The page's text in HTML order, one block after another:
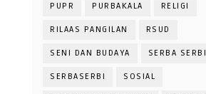
PUPR PURBAKALA RELIGI
RILAAS PANGILAN RSUD
SENI DAN BUDAYA SERBA SERBI
SERBASERBI SOSIAL